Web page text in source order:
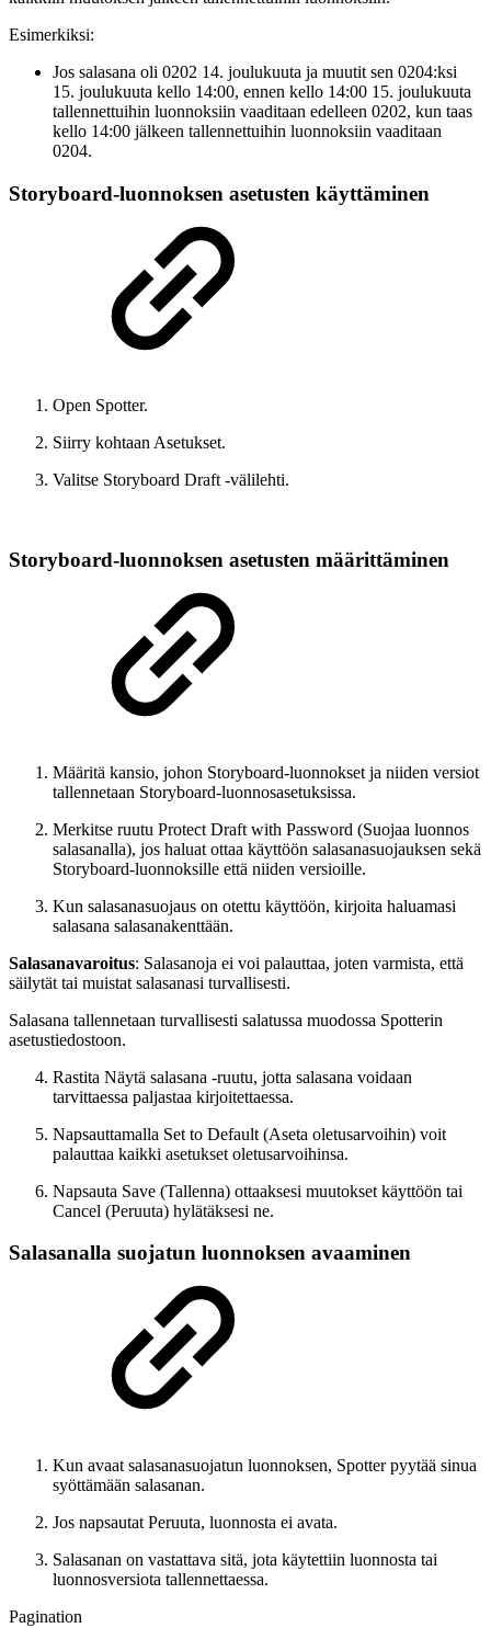
Esimerkiksi:
Jos salasana oli 0202 14. joulukuuta ja muutit sen 0204:ksi
15. joulukuuta kello 14:00, ennen kello 14:00 15. joulukuuta
tallennettuihin luonnoksiin vaaditaan edelleen 0202, kun taas
kello 14:00 jälkeen tallennettuihin luonnoksiin vaaditaan
0204.
Storyboard-luonnoksen asetusten käyttäminen
Open Spotter.
Siirry kohtaan Asetukset.
Valitse Storyboard Draft -välilehti.
Storyboard-luonnoksen asetusten määrittäminen
Määritä kansio, johon Storyboard-luonnokset ja niiden versiot
tallennetaan Storyboard-luonnosasetuksissa.
Merkitse ruutu Protect Draft with Password (Suojaa luonnos
salasanalla), jos haluat ottaa käyttöön salasanasuojauksen sekä
Storyboard-luonnoksille että niiden versioille.
Kun salasanasuojaus on otettu käyttöön, kirjoita haluamasi
salasana salasanakenttään.
Salasanavaroitus: Salasanoja ei voi palauttaa, joten varmista, että
säilytät tai muistat salasanasi turvallisesti.
Salasana tallennetaan turvallisesti salatussa muodossa Spotterin
asetustiedostoon.
Rastita Näytä salasana -ruutu, jotta salasana voidaan
tarvittaessa paljastaa kirjoitettaessa.
Napsauttamalla Set to Default (Aseta oletusarvoihin) voit
palauttaa kaikki asetukset oletusarvoihinsa.
Napsauta Save (Tallenna) ottaaksesi muutokset käyttöön tai
Cancel (Peruuta) hylätäksesi ne.
Salasanalla suojatun luonnoksen avaaminen
Kun avaat salasanasuojatun luonnoksen, Spotter pyytää sinua
syöttämään salasanan.
Jos napsautat Peruuta, luonnosta ei avata.
Salasanan on vastattava sitä, jota käytettiin luonnosta tai
luonnosversiota tallennettaessa.
Pagination